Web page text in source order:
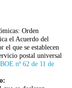
Orden
el Acuerdo del
el que se establecen
postal universal
BOE nº 62 de 11 de